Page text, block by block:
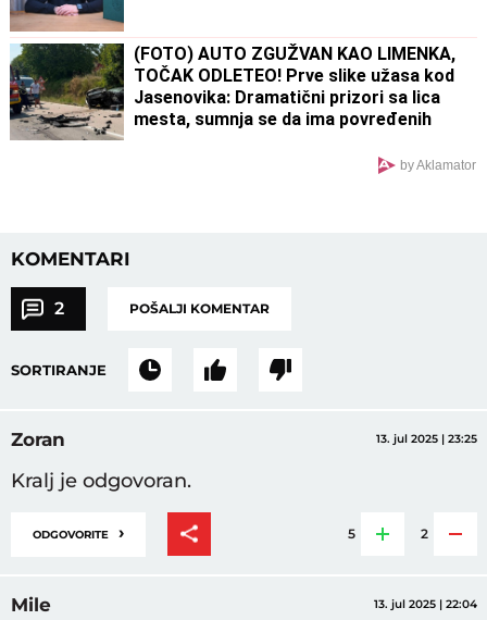
(FOTO) AUTO ZGUŽVAN KAO LIMENKA,
TOČAK ODLETEO! Prve slike užasa kod
Jasenovika: Dramatični prizori sa lica
mesta, sumnja se da ima povređenih
by Aklamator
KOMENTARI
2 POŠALJI KOMENTAR
SORTIRANJE
Zoran 13. jul 2025 | 23:25
Kralj je odgovoran.
ODGOVORITE › 5 2
Mile 13. jul 2025 | 22:04